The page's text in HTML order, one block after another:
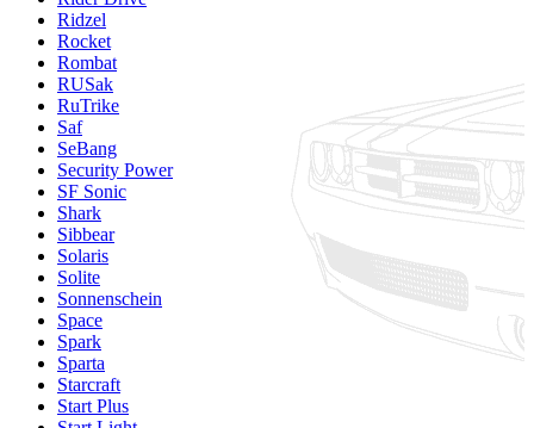
Ridzel
Rocket
Rombat
RUSak
RuTrike
Saf
SeBang
Security Power
SF Sonic
Shark
Sibbear
Solaris
Solite
Sonnenschein
Space
Spark
Sparta
Starcraft
Start Plus